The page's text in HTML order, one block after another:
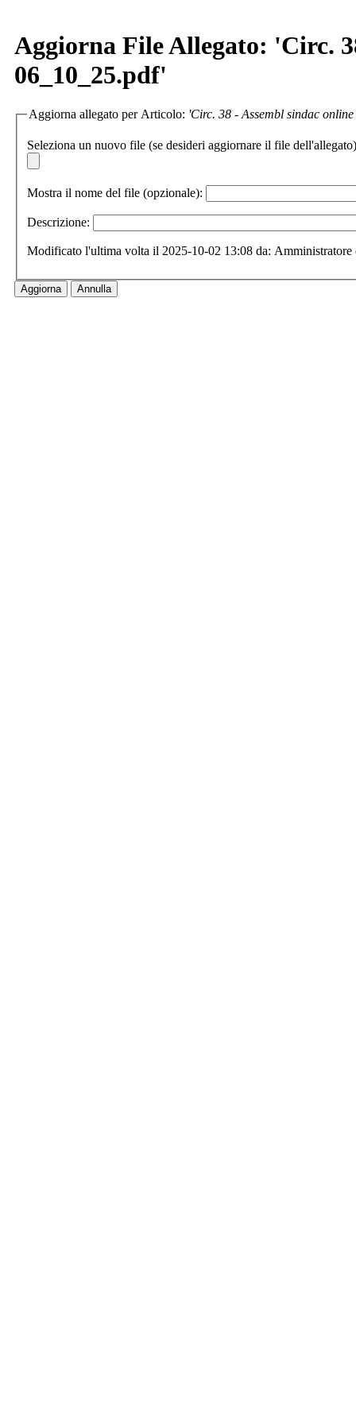
Aggiorna File Allegato: 'Circ.
06_10_25.pdf'
Aggiorna allegato per Articolo: 'Circ. 38 - Assembl sindac
Seleziona un nuovo file (se desideri aggiornare il file
Mostra il nome del file (opzionale):
Descrizione:
Modificato l'ultima volta il 2025-10-02 13:08 da: Amministratore